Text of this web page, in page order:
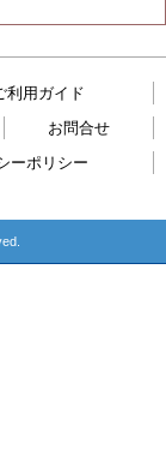
利用ガイド
お問合せ
ーポリシー